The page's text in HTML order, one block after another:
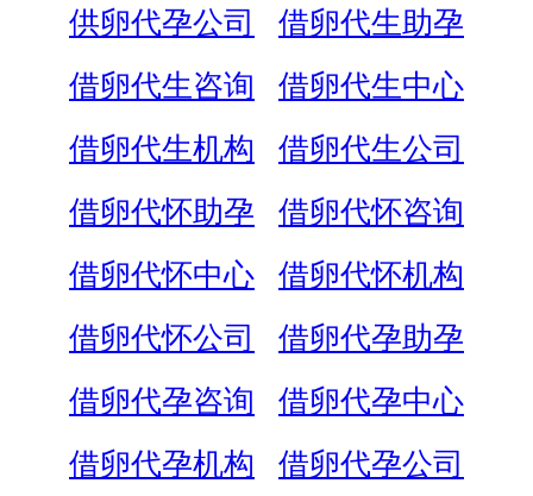
供卵代孕公司
借卵代生助孕
借卵代生咨询
借卵代生中心
借卵代生机构
借卵代生公司
借卵代怀助孕
借卵代怀咨询
借卵代怀中心
借卵代怀机构
借卵代怀公司
借卵代孕助孕
借卵代孕咨询
借卵代孕中心
借卵代孕机构
借卵代孕公司